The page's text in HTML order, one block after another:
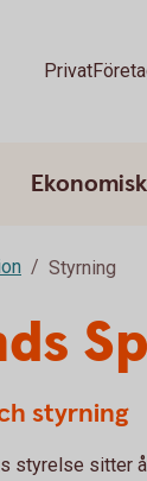
Privat
Styrning
styrning
styrelse sitter